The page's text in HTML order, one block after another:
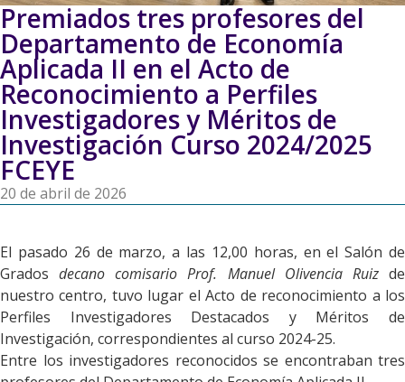
Premiados tres profesores del
Departamento de Economía
Aplicada II en el Acto de
Reconocimiento a Perfiles
Investigadores y Méritos de
Investigación Curso 2024/2025
FCEYE
20 de abril de 2026
El pasado 26 de marzo, a las 12,00 horas, en el Salón de
Gradosdecano comisario Prof. Manuel Olivencia Ruizde
nuestro centro, tuvo lugar el Acto de reconocimiento a los
Perfiles Investigadores Destacados y Méritos de
Investigación, correspondientes al curso 2024-25.
Entre los investigadores reconocidos se encontraban tres